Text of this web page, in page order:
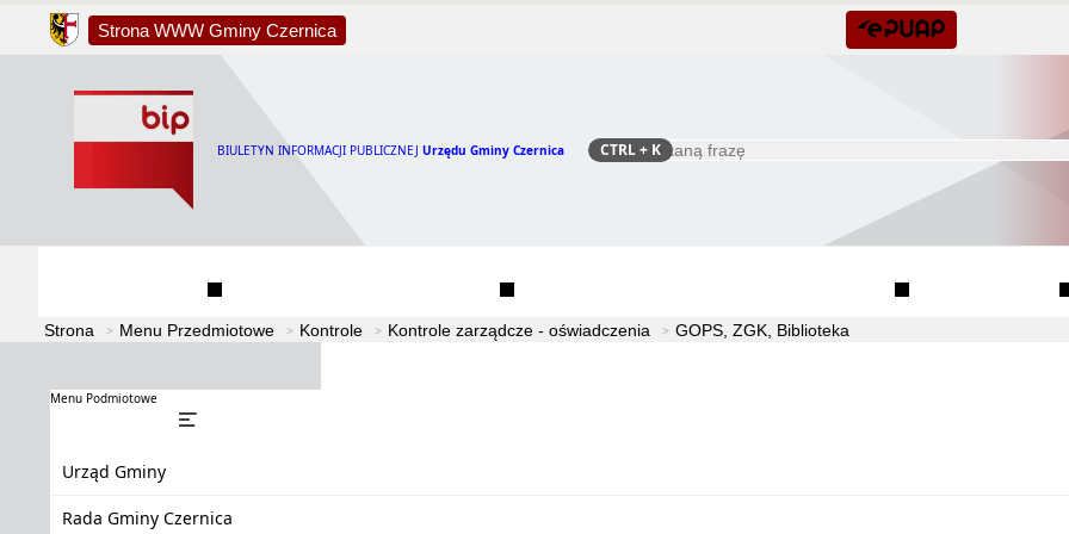
Strona WWW Gminy Czernica
BIULETYN INFORMACJI PUBLICZNEJ Urzędu Gminy Czernica Szukaj
CTRL+ K
Strona Menu Przedmiotowe Kontrole Kontrole zarządcze - oświadczenia GOPS, ZGK, Biblioteka
Menu Podmiotowe
Urząd Gminy
Rada Gminy Czernica